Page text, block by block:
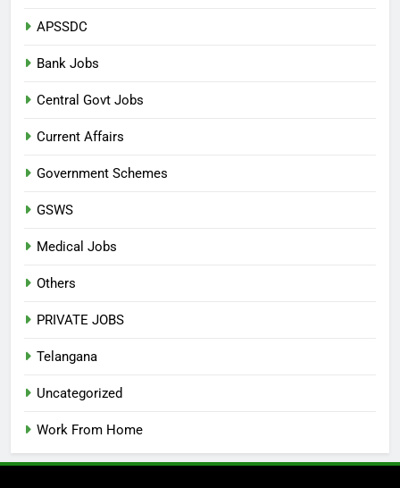
APSSDC
Bank Jobs
Central Govt Jobs
Current Affairs
Government Schemes
GSWS
Medical Jobs
Others
PRIVATE JOBS
Telangana
Uncategorized
Work From Home